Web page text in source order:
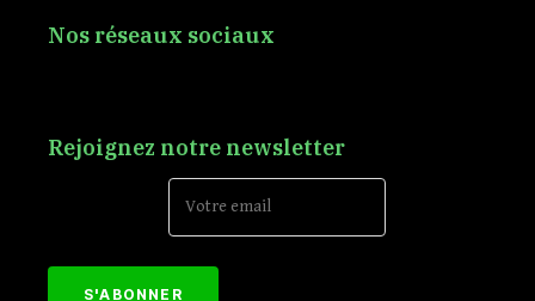
Nos réseaux sociaux
Rejoignez notre newsletter